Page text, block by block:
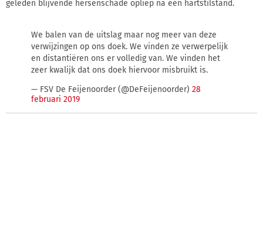
geleden blijvende hersenschade opliep na een hartstilstand.
We balen van de uitslag maar nog meer van deze
verwijzingen op ons doek. We vinden ze verwerpelijk
en distantiëren ons er volledig van. We vinden het
zeer kwalijk dat ons doek hiervoor misbruikt is.
— FSV De Feijenoorder (@DeFeijenoorder) 28
februari 2019